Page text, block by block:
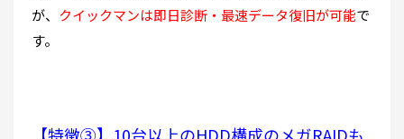
が、 クイックマンは即日診断・最速データ復旧が可能で
す。